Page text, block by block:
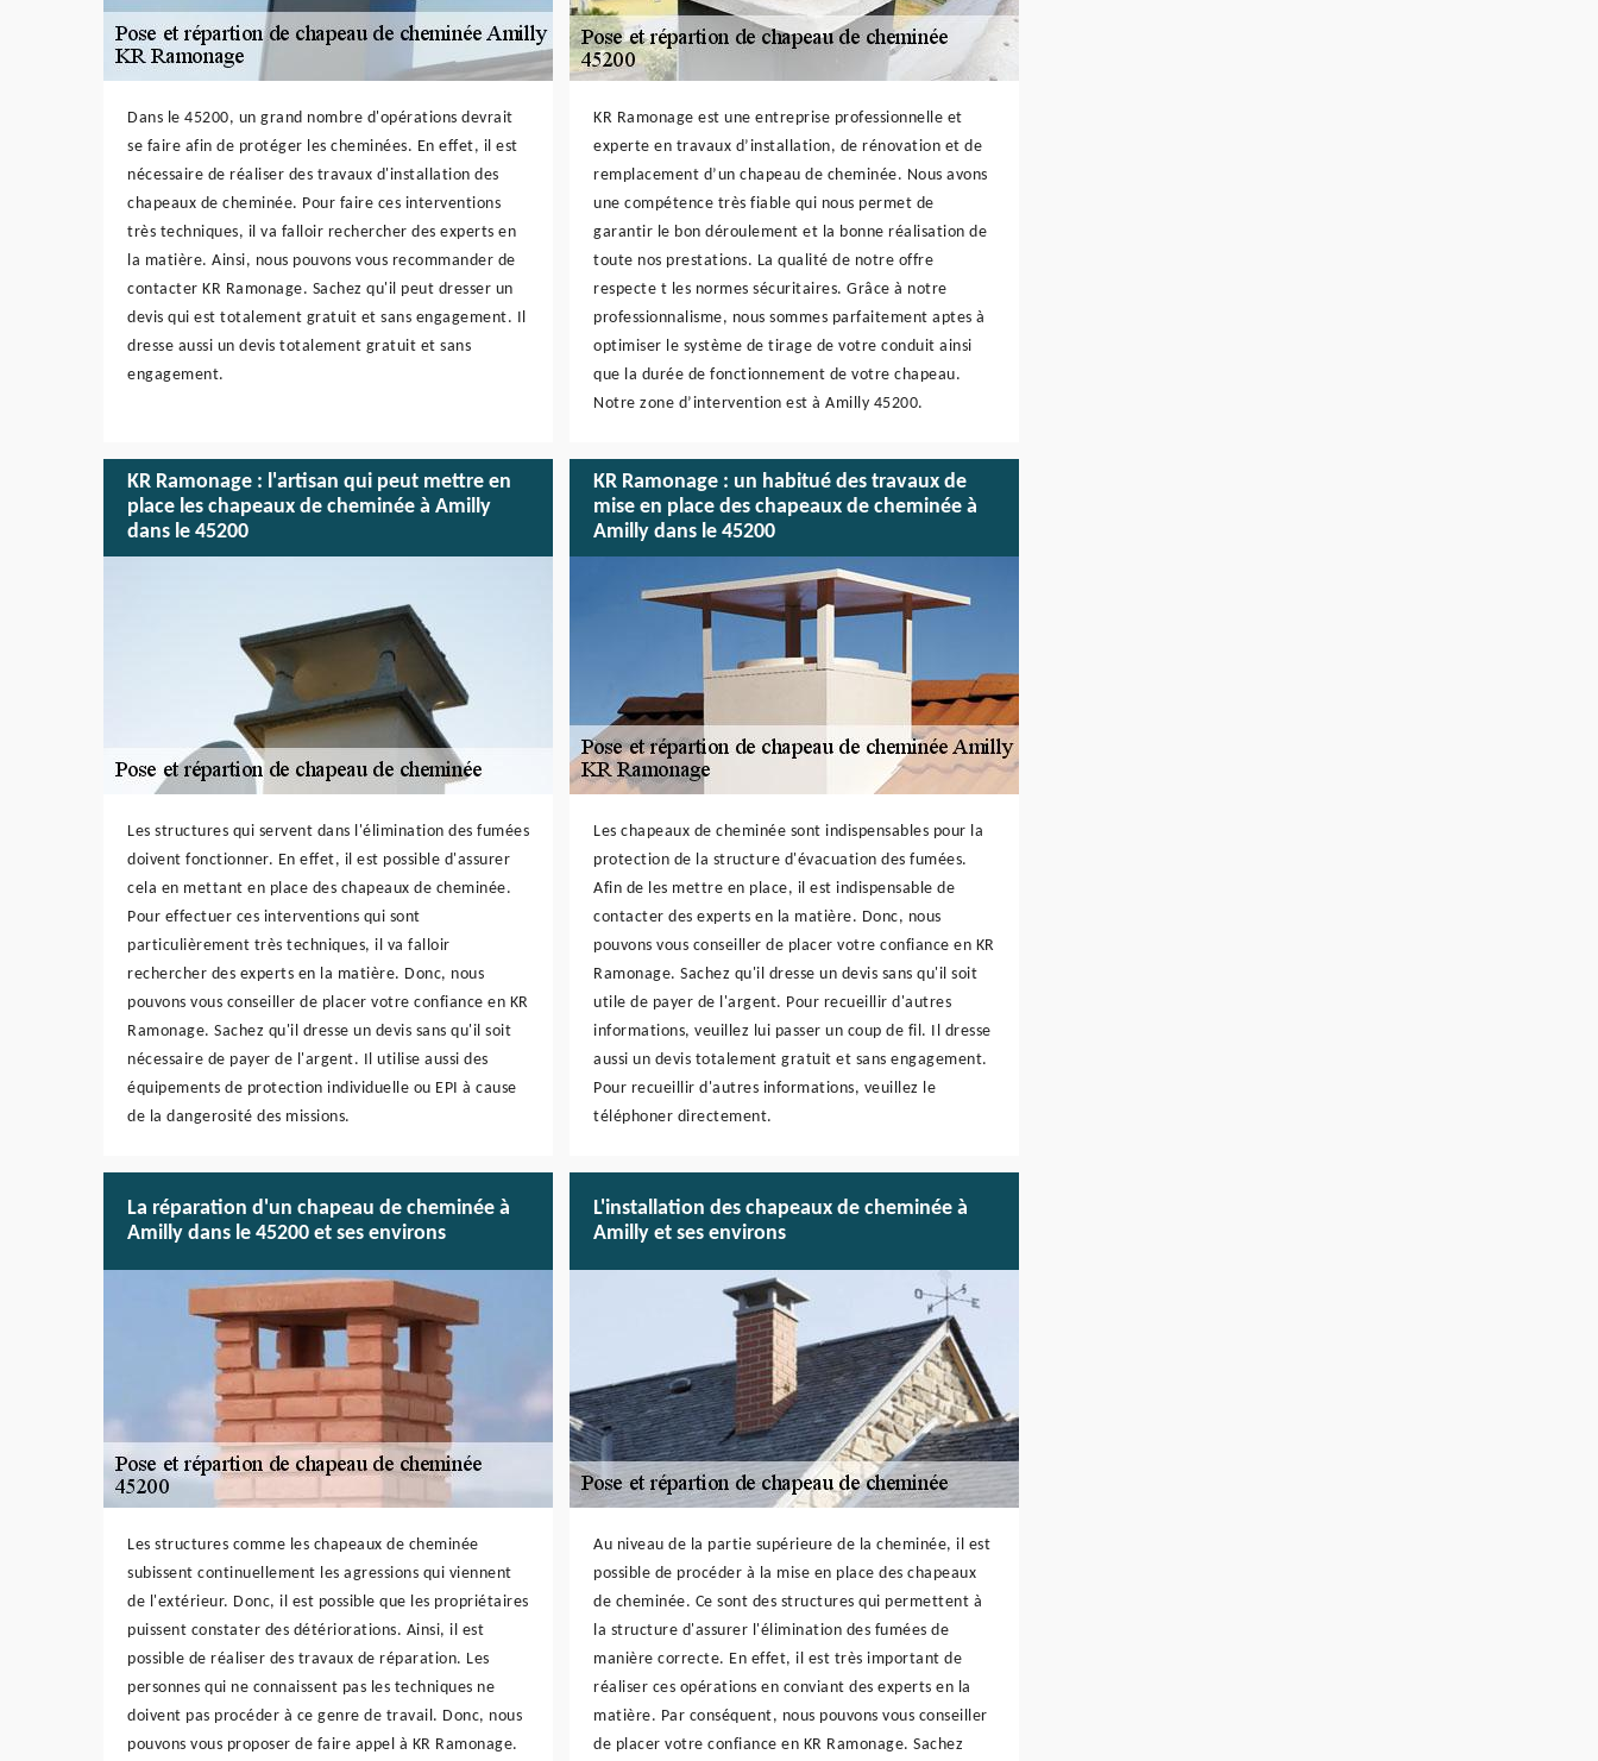
Dans le 45200, un grand nombre d'opérations devrait
se faire afin de protéger les cheminées. En effet, il est
nécessaire de réaliser des travaux d'installation des
chapeaux de cheminée. Pour faire ces interventions
très techniques, il va falloir rechercher des experts en
la matière. Ainsi, nous pouvons vous recommander de
contacter KR Ramonage. Sachez qu'il peut dresser un
devis qui est totalement gratuit et sans engagement. Il
dresse aussi un devis totalement gratuit et sans
engagement.
KR Ramonage est une entreprise professionnelle et
experte en travaux d’installation, de rénovation et de
remplacement d’un chapeau de cheminée. Nous avons
une compétence très fiable qui nous permet de
garantir le bon déroulement et la bonne réalisation de
toute nos prestations. La qualité de notre offre
respecte t les normes sécuritaires. Grâce à notre
professionnalisme, nous sommes parfaitement aptes à
optimiser le système de tirage de votre conduit ainsi
que la durée de fonctionnement de votre chapeau.
Notre zone d’intervention est à Amilly 45200.
KR Ramonage : l'artisan qui peut mettre en
place les chapeaux de cheminée à Amilly
dans le 45200
Les structures qui servent dans l'élimination des fumées
doivent fonctionner. En effet, il est possible d'assurer
cela en mettant en place des chapeaux de cheminée.
Pour effectuer ces interventions qui sont
particulièrement très techniques, il va falloir
rechercher des experts en la matière. Donc, nous
pouvons vous conseiller de placer votre confiance en KR
Ramonage. Sachez qu'il dresse un devis sans qu'il soit
nécessaire de payer de l'argent. Il utilise aussi des
équipements de protection individuelle ou EPI à cause
de la dangerosité des missions.
KR Ramonage : un habitué des travaux de
mise en place des chapeaux de cheminée à
Amilly dans le 45200
Les chapeaux de cheminée sont indispensables pour la
protection de la structure d'évacuation des fumées.
Afin de les mettre en place, il est indispensable de
contacter des experts en la matière. Donc, nous
pouvons vous conseiller de placer votre confiance en KR
Ramonage. Sachez qu'il dresse un devis sans qu'il soit
utile de payer de l'argent. Pour recueillir d'autres
informations, veuillez lui passer un coup de fil. Il dresse
aussi un devis totalement gratuit et sans engagement.
Pour recueillir d'autres informations, veuillez le
téléphoner directement.
La réparation d'un chapeau de cheminée à
Amilly dans le 45200 et ses environs
Les structures comme les chapeaux de cheminée
subissent continuellement les agressions qui viennent
de l'extérieur. Donc, il est possible que les propriétaires
puissent constater des détériorations. Ainsi, il est
possible de réaliser des travaux de réparation. Les
personnes qui ne connaissent pas les techniques ne
doivent pas procéder à ce genre de travail. Donc, nous
pouvons vous proposer de faire appel à KR Ramonage.
L'installation des chapeaux de cheminée à
Amilly et ses environs
Au niveau de la partie supérieure de la cheminée, il est
possible de procéder à la mise en place des chapeaux
de cheminée. Ce sont des structures qui permettent à
la structure d'assurer l'élimination des fumées de
manière correcte. En effet, il est très important de
réaliser ces opérations en conviant des experts en la
matière. Par conséquent, nous pouvons vous conseiller
de placer votre confiance en KR Ramonage. Sachez